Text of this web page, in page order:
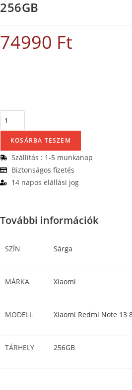
256GB
74990 Ft
KOSÁRBA TESZEM
Szállítás : 1-5 munkanap
Biztonságos fizetés
14 napos elállási jog
További információk
SZÍN Sárga
MÁRKA Xiaomi
MODELL Xiaomi Redmi Note 13
TÁRHELY 256GB